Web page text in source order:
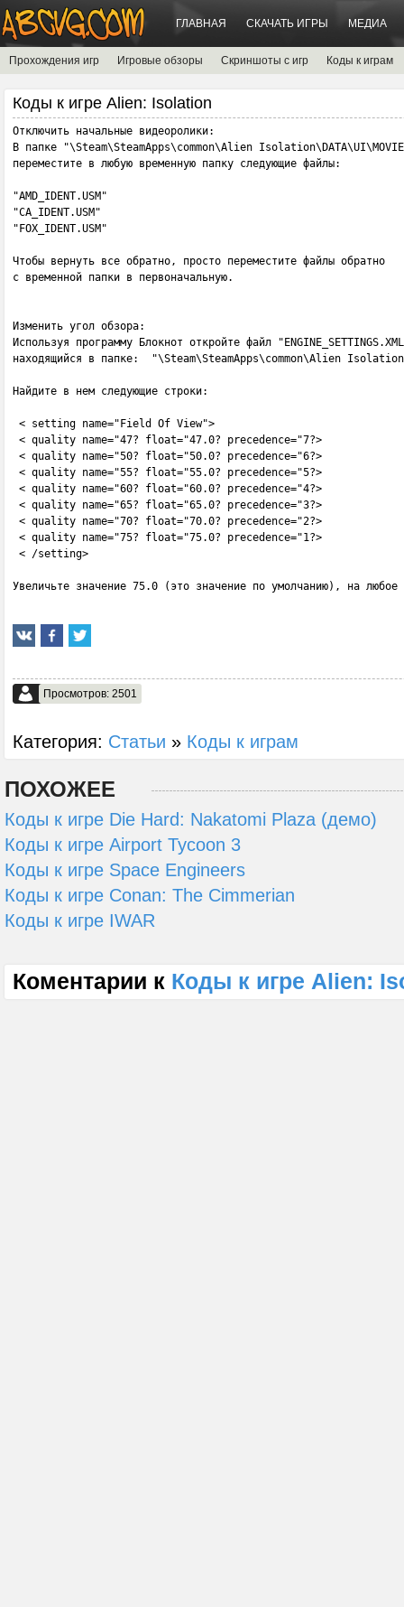
ГЛАВНАЯ СКАЧАТЬ ИГРЫ МЕДИА
Прохождения игр Игровые обзоры Скриншоты с игр Коды к играм
Коды к игре Alien: Isolation
Отключить начальные видеоролики:
В папке "\Steam\SteamApps\common\Alien
переместите в любую временную папку следующие файлы:
"AMD_IDENT.USM"
"CA_IDENT.USM"
"FOX_IDENT.USM"
Чтобы вернуть все обратно, просто переместите файлы обратно
с временной папки в первоначальную.
Изменить угол обзора:
Используя программу Блокнот откройте файл
находящийся в папке:  "\Steam\SteamApps\common\Alien
Найдите в нем следующие строки:
< setting name="Field Of View">
< quality name="47? float="47.0? precedence="7?>
< quality name="50? float="50.0? precedence="6?>
< quality name="55? float="55.0? precedence="5?>
< quality name="60? float="60.0? precedence="4?>
< quality name="65? float="65.0? precedence="3?>
< quality name="70? float="70.0? precedence="2?>
< quality name="75? float="75.0? precedence="1?>
< /setting>
Увеличьте значение 75.0 (это значение по умолчанию), на
Просмотров: 2501
Категория: Статьи » Коды к играм
ПОХОЖЕЕ
Коды к игре Die Hard: Nakatomi Plaza (демо)
Коды к игре Airport Tycoon 3
Коды к игре Space Engineers
Коды к игре Conan: The Cimmerian
Коды к игре IWAR
Коментарии к Коды к игре Alien: